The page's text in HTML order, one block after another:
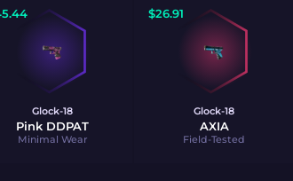
Glock-18
Pink DDPAT
Minimal Wear
$26.91
Glock-18
AXIA
Field-Tested